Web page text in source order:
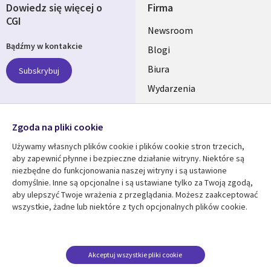
Firma
Useful
links
SECTIONS
POLSKA
Newsroom
Blogi
Biura
Wydarzenia
Centrum zasobów
Library
SECTIONS
Artykuły
Pomoc
Legal
POLSKA
Informacja prawna
Informacja o
Dowiedz się więcej o
CGI
Bądźmy w kontakcie
Subskrybuj
Social
Media
SECTIONS
POLSKA
Zgoda na pliki cookie
Używamy własnych plików cookie i plików cookie stron trzecich,
aby zapewnić płynne i bezpieczne działanie witryny. Niektóre są
niezbędne do funkcjonowania naszej witryny i są ustawione
domyślnie. Inne są opcjonalne i są ustawiane tylko za Twoją zgodą,
aby ulepszyć Twoje wrażenia z przeglądania. Możesz zaakceptować
wszystkie, żadne lub niektóre z tych opcjonalnych plików cookie.
Akceptuj wszystkie pliki cookie